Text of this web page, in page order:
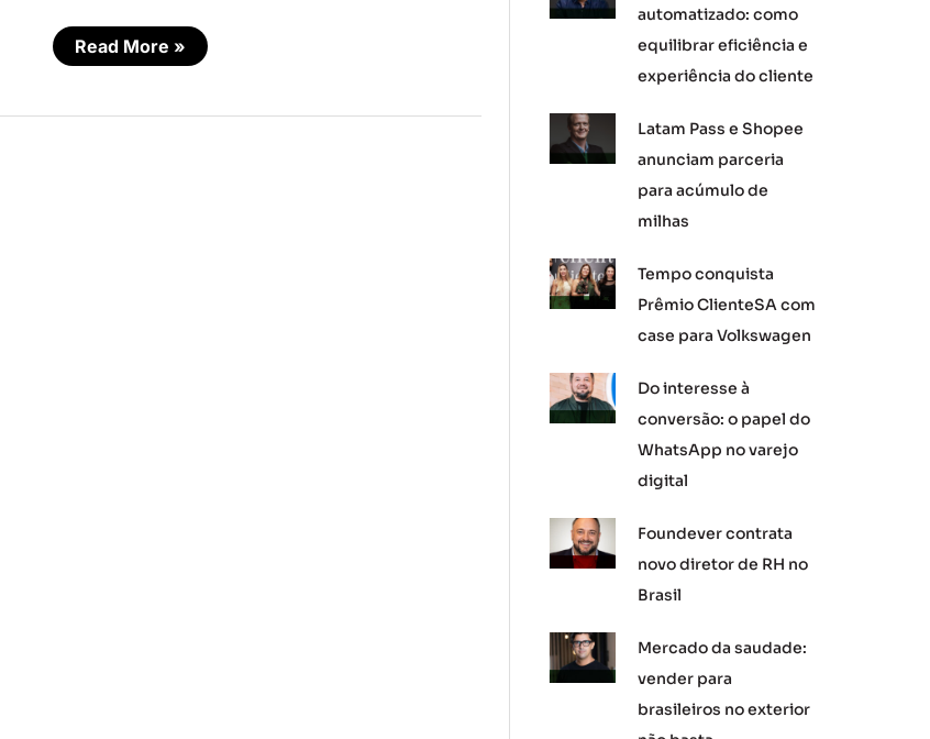
Read More »
automatizado: como
equilibrar eficiência e
experiência do cliente
Latam Pass e Shopee
anunciam parceria
para acúmulo de
milhas
Tempo conquista
Prêmio ClienteSA com
case para Volkswagen
Do interesse à
conversão: o papel do
WhatsApp no varejo
digital
Foundever contrata
novo diretor de RH no
Brasil
Mercado da saudade:
vender para
brasileiros no exterior